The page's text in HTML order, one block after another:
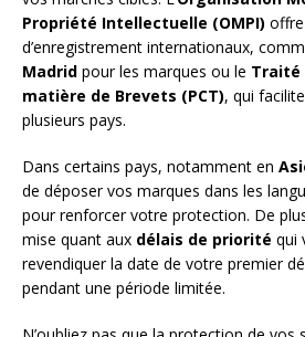
Propriété Intellectuelle (OMPI)
d’enregistrement internationaux,
Madrid pour les marques ou le Traité
matière de Brevets (PCT), qui
plusieurs pays.
Dans certains pays, notamment en
de déposer vos marques dans les
pour renforcer votre protection. De
mise quant aux délais de priorité qui
revendiquer la date de votre premier
pendant une période limitée.